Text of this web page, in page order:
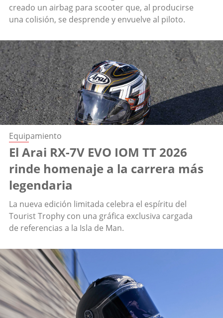
creado un airbag para scooter que, al producirse
una colisión, se desprende y envuelve al piloto.
Equipamiento
El Arai RX-7V EVO IOM TT 2026
rinde homenaje a la carrera más
legendaria
La nueva edición limitada celebra el espíritu del
Tourist Trophy con una gráfica exclusiva cargada
de referencias a la Isla de Man.